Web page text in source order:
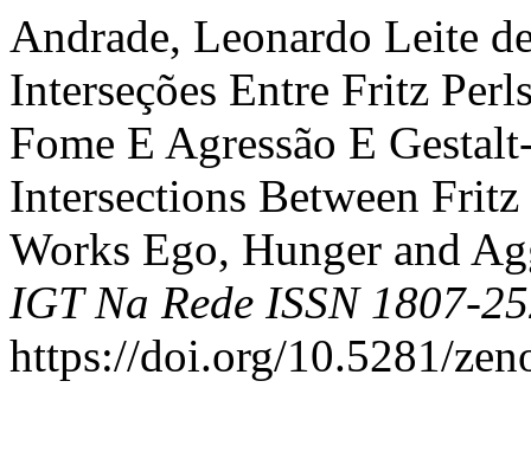
Andrade, Leonardo Leite
Interseções Entre Fritz
Fome E Agressão E
Intersections Between
Works Ego, Hunger and
IGT Na Rede ISSN 1807-
https://doi.org/10.5281/